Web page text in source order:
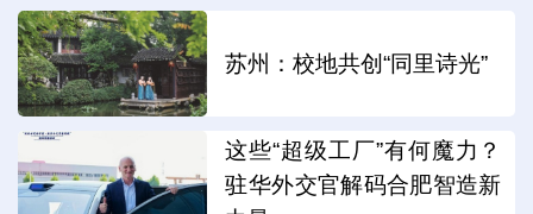
苏州：校地共创“同里诗光”
这些“超级工厂”有何魔力？
驻华外交官解码合肥智造新